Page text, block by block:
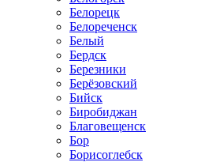
Белорецк
Белореченск
Белый
Бердск
Березники
Берёзовский
Бийск
Биробиджан
Благовещенск
Бор
Борисоглебск